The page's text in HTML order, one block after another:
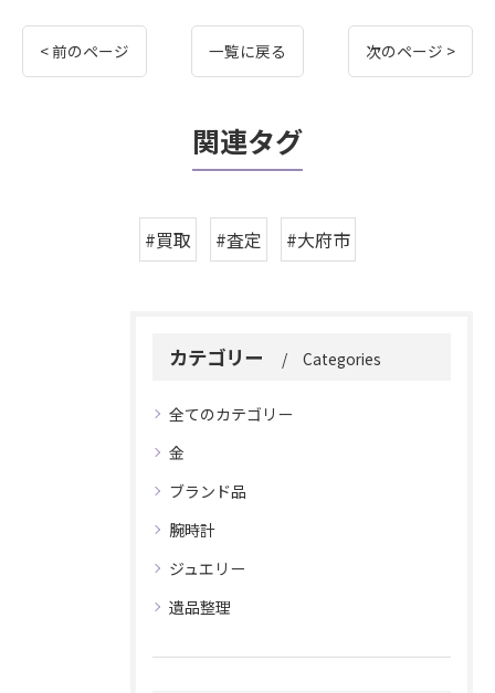
< 前のページ 一覧に戻る 次のページ >
関連タグ
#買取 #査定 #大府市
カテゴリー Categories
全てのカテゴリー
金
ブランド品
腕時計
ジュエリー
遺品整理